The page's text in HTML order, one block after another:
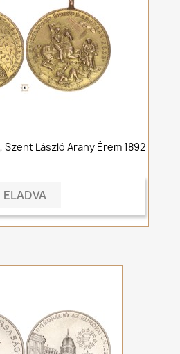
László Arany Érem 1892
ELADVA